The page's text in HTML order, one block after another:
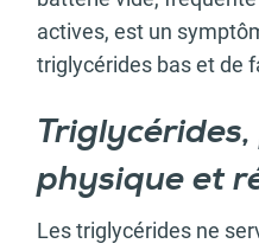
actives, est un
triglycérides bas et de
physique et
Les triglycérides ne